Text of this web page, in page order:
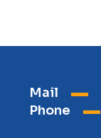
Mail
Phone